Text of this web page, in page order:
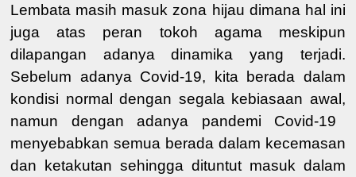
Lembata masih masuk zona hijau dimana hal ini
juga atas peran tokoh agama meskipun
dilapangan adanya dinamika yang terjadi.
Sebelum adanya Covid-19, kita berada dalam
kondisi normal dengan segala kebiasaan awal,
namun dengan adanya pandemi Covid-19
menyebabkan semua berada dalam kecemasan
dan ketakutan sehingga dituntut masuk dalam